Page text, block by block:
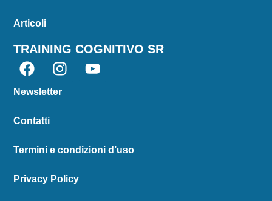
Articoli
TRAINING COGNITIVO SR
Newsletter
Contatti
Termini e condizioni d’uso
Privacy Policy